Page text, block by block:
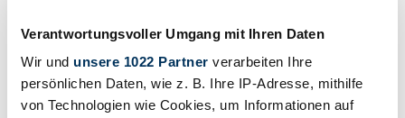
Verantwortungsvoller Umgang mit Ihren Daten
Wir und unsere 1022 Partner verarbeiten Ihre
persönlichen Daten, wie z. B. Ihre IP-Adresse, mithilfe
von Technologien wie Cookies, um Informationen auf